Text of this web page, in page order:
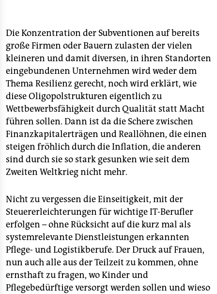
Die Konzentration der Subventionen auf bereits
große Firmen oder Bauern zulasten der vielen
kleineren und damit diversen, in ihren Standorten
eingebundenen Unternehmen wird weder dem
Thema Resilienz gerecht, noch wird erklärt, wie
diese Oligopolstrukturen eigentlich zu
Wettbewerbsfähigkeit durch Qualität statt Macht
führen sollen. Dann ist da die Schere zwischen
Finanzkapitalerträgen und Reallöhnen, die einen
steigen fröhlich durch die Inflation, die anderen
sind durch sie so stark gesunken wie seit dem
Zweiten Weltkrieg nicht mehr.
Nicht zu vergessen die Einseitigkeit, mit der
Steuererleichterungen für wichtige IT-Berufler
erfolgen – ohne Rücksicht auf die kurz mal als
systemrelevante Dienstleistungen erkannten
Pflege- und Logistikberufe. Der Druck auf Frauen,
nun auch alle aus der Teilzeit zu kommen, ohne
ernsthaft zu fragen, wo Kinder und
Pflegebedürftige versorgt werden sollen und wieso